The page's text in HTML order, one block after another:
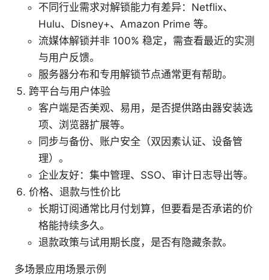
不同行业需求对解锁能力有差异：Netflix、
Hulu、Disney+、Amazon Prime 等。
流媒体解锁并非 100% 稳定，需查看最近的实测
与用户反馈。
服务器分布和专用解锁节点通常更有帮助。
跨平台与用户体验
客户端是否美观、易用，是否提供路由器安装选
项、浏览器扩展等。
同步与备份、账户安全（双因素认证、设备管
理）。
企业友好：集中管理、SSO、审计日志导出等。
价格、退款与性价比
长期订阅通常比月付划算，但要看是否承诺的价
格能持续多久。
退款政策与试用期长度，是否有隐藏条款。
多场景应用场景示例